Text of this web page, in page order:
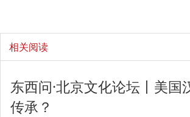
相关阅读
东西问·北京文化论坛丨美
传承？